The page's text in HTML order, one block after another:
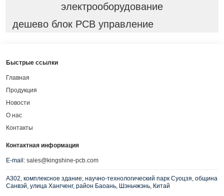
электрооборудование
дешево блок PCB управление
Быстрые ссылки
Главная
Продукция
Новости
О нас
Контакты
Контактная информация
E-mail: sales@kingshine-pcb.com
A302, комплексное здание, научно-технологический парк Суоцзя, община
Санвэй, улица Хангченг, район Баоань, Шэньчжэнь, Китай